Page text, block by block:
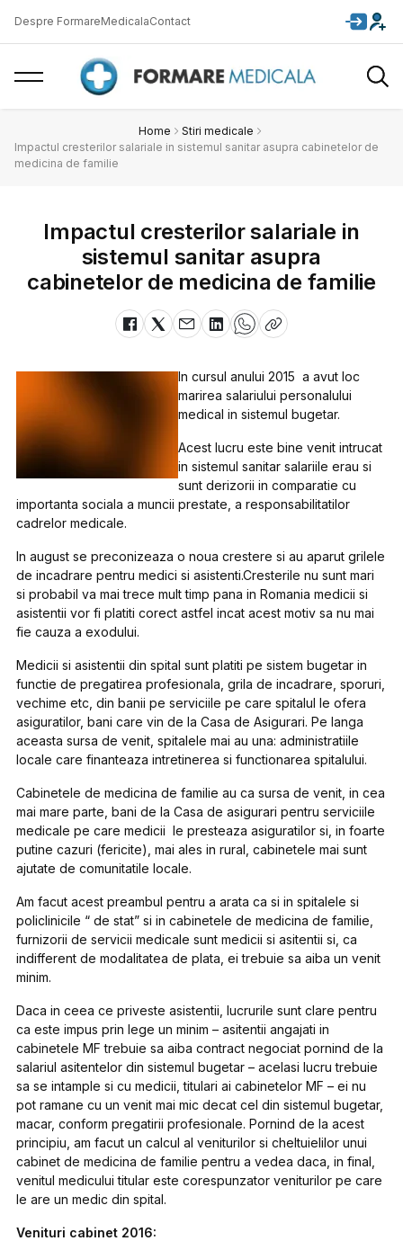
Despre FormareMedicalaContact
Home
Stiri medicale
Impactul cresterilor salariale in sistemul sanitar asupra cabinetelor de
medicina de familie
Impactul cresterilor salariale in
sistemul sanitar asupra
cabinetelor de medicina de familie
In cursul anului 2015 a avut loc
marirea salariului personalului
medical in sistemul bugetar.
Acest lucru este bine venit intrucat
in sistemul sanitar salariile erau si
sunt derizorii in comparatie cu
importanta sociala a muncii prestate, a responsabilitatilor
cadrelor medicale.
In august se preconizeaza o noua crestere si au aparut grilele
de incadrare pentru medici si asistenti.Cresterile nu sunt mari
si probabil va mai trece mult timp pana in Romania medicii si
asistentii vor fi platiti corect astfel incat acest motiv sa nu mai
fie cauza a exodului.
Medicii si asistentii din spital sunt platiti pe sistem bugetar in
functie de pregatirea profesionala, grila de incadrare, sporuri,
vechime etc, din banii pe serviciile pe care spitalul le ofera
asiguratilor, bani care vin de la Casa de Asigurari. Pe langa
aceasta sursa de venit, spitalele mai au una: administratiile
locale care finanteaza intretinerea si functionarea spitalului.
Cabinetele de medicina de familie au ca sursa de venit, in cea
mai mare parte, bani de la Casa de asigurari pentru serviciile
medicale pe care medicii le presteaza asiguratilor si, in foarte
putine cazuri (fericite), mai ales in rural, cabinetele mai sunt
ajutate de comunitatile locale.
Am facut acest preambul pentru a arata ca si in spitalele si
policlinicile “ de stat” si in cabinetele de medicina de familie,
furnizorii de servicii medicale sunt medicii si asitentii si, ca
indifferent de modalitatea de plata, ei trebuie sa aiba un venit
minim.
Daca in ceea ce priveste asistentii, lucrurile sunt clare pentru
ca este impus prin lege un minim – asitentii angajati in
cabinetele MF trebuie sa aiba contract negociat pornind de la
salariul asitentelor din sistemul bugetar – acelasi lucru trebuie
sa se intample si cu medicii, titulari ai cabinetelor MF – ei nu
pot ramane cu un venit mai mic decat cel din sistemul bugetar,
macar, conform pregatirii profesionale. Pornind de la acest
principiu, am facut un calcul al veniturilor si cheltuielilor unui
cabinet de medicina de familie pentru a vedea daca, in final,
venitul medicului titular este corespunzator veniturilor pe care
le are un medic din spital.
Venituri cabinet 2016: